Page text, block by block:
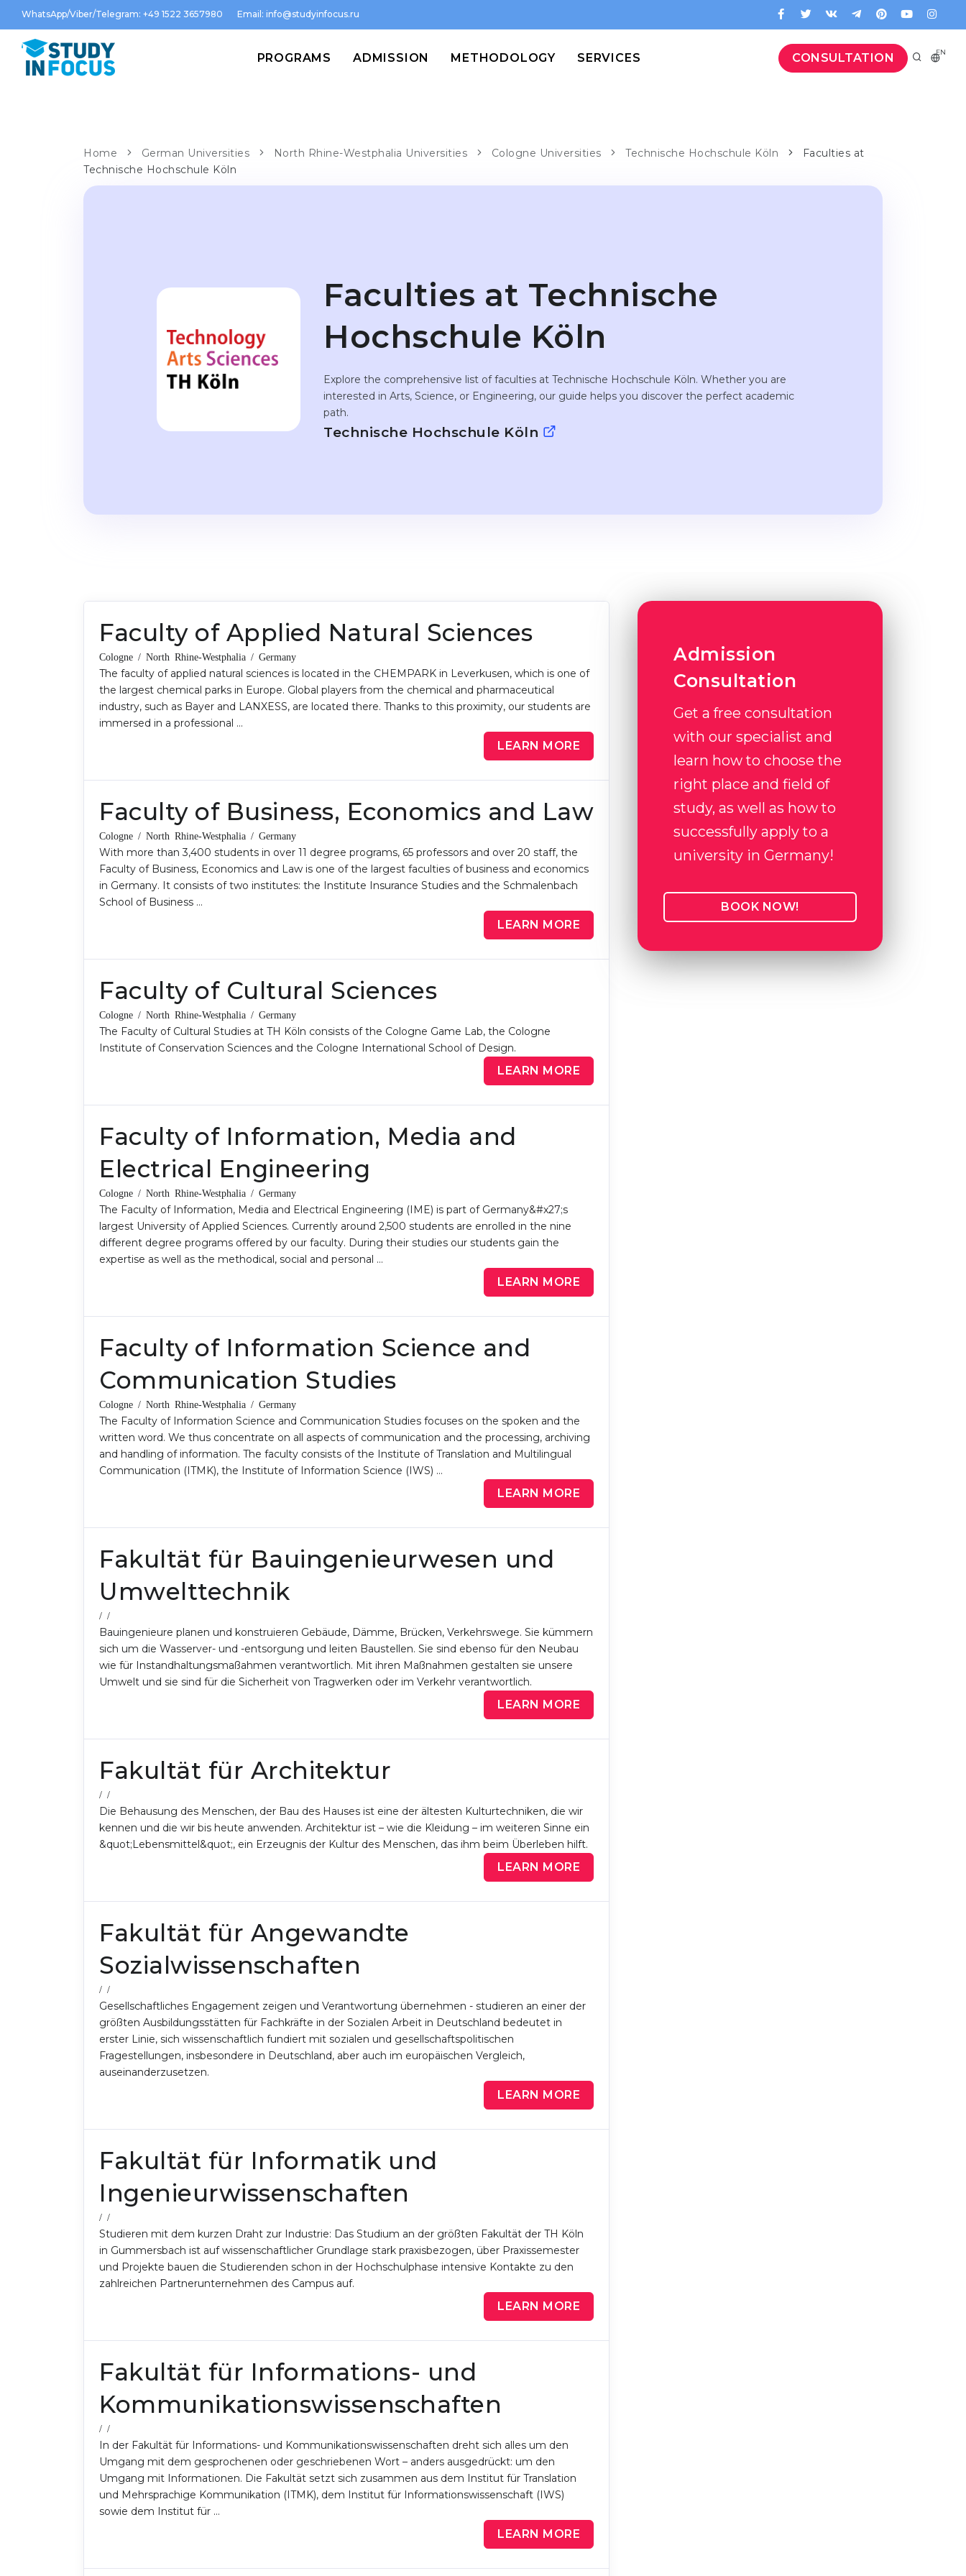
WhatsApp/Viber/Telegram: +49 1522 3657980 Email: info@studyinfocus.ru
CONSULTATION EN
PROGRAMS ADMISSION METHODOLOGY SERVICES
Home German Universities North Rhine-Westphalia Universities Cologne Universities Technische Hochschule Köln
Faculties at
Technische Hochschule Köln
Faculties at Technische
Hochschule Köln
Explore the comprehensive list of faculties at Technische Hochschule Köln. Whether you are
interested in Arts, Science, or Engineering, our guide helps you discover the perfect academic
path.
Technische Hochschule Köln
Faculty of Applied Natural Sciences
Cologne / North Rhine-Westphalia / Germany
The faculty of applied natural sciences is located in the CHEMPARK in Leverkusen, which is one of
the largest chemical parks in Europe. Global players from the chemical and pharmaceutical
industry, such as Bayer and LANXESS, are located there. Thanks to this proximity, our students are
immersed in a professional …
LEARN MORE
Faculty of Business, Economics and Law
Cologne / North Rhine-Westphalia / Germany
With more than 3,400 students in over 11 degree programs, 65 professors and over 20 staff, the
Faculty of Business, Economics and Law is one of the largest faculties of business and economics
in Germany. It consists of two institutes: the Institute Insurance Studies and the Schmalenbach
School of Business …
LEARN MORE
Faculty of Cultural Sciences
Cologne / North Rhine-Westphalia / Germany
The Faculty of Cultural Studies at TH Köln consists of the Cologne Game Lab, the Cologne
Institute of Conservation Sciences and the Cologne International School of Design.
LEARN MORE
Faculty of Information, Media and
Electrical Engineering
Cologne / North Rhine-Westphalia / Germany
The Faculty of Information, Media and Electrical Engineering (IME) is part of Germany&#x27;s
largest University of Applied Sciences. Currently around 2,500 students are enrolled in the nine
different degree programs offered by our faculty. During their studies our students gain the
expertise as well as the methodical, social and personal …
LEARN MORE
Faculty of Information Science and
Communication Studies
Cologne / North Rhine-Westphalia / Germany
The Faculty of Information Science and Communication Studies focuses on the spoken and the
written word. We thus concentrate on all aspects of communication and the processing, archiving
and handling of information. The faculty consists of the Institute of Translation and Multilingual
Communication (ITMK), the Institute of Information Science (IWS) …
LEARN MORE
Fakultät für Bauingenieurwesen und
Umwelttechnik
/ /
Bauingenieure planen und konstruieren Gebäude, Dämme, Brücken, Verkehrswege. Sie kümmern
sich um die Wasserver- und -entsorgung und leiten Baustellen. Sie sind ebenso für den Neubau
wie für Instandhaltungsmaßahmen verantwortlich. Mit ihren Maßnahmen gestalten sie unsere
Umwelt und sie sind für die Sicherheit von Tragwerken oder im Verkehr verantwortlich.
LEARN MORE
Fakultät für Architektur
/ /
Die Behausung des Menschen, der Bau des Hauses ist eine der ältesten Kulturtechniken, die wir
kennen und die wir bis heute anwenden. Architektur ist – wie die Kleidung – im weiteren Sinne ein
&quot;Lebensmittel&quot;, ein Erzeugnis der Kultur des Menschen, das ihm beim Überleben hilft.
LEARN MORE
Fakultät für Angewandte
Sozialwissenschaften
/ /
Gesellschaftliches Engagement zeigen und Verantwortung übernehmen - studieren an einer der
größten Ausbildungsstätten für Fachkräfte in der Sozialen Arbeit in Deutschland bedeutet in
erster Linie, sich wissenschaftlich fundiert mit sozialen und gesellschaftspolitischen
Fragestellungen, insbesondere in Deutschland, aber auch im europäischen Vergleich,
auseinanderzusetzen.
LEARN MORE
Fakultät für Informatik und
Ingenieurwissenschaften
/ /
Studieren mit dem kurzen Draht zur Industrie: Das Studium an der größten Fakultät der TH Köln
in Gummersbach ist auf wissenschaftlicher Grundlage stark praxisbezogen, über Praxissemester
und Projekte bauen die Studierenden schon in der Hochschulphase intensive Kontakte zu den
zahlreichen Partnerunternehmen des Campus auf.
LEARN MORE
Fakultät für Informations- und
Kommunikationswissenschaften
/ /
In der Fakultät für Informations- und Kommunikationswissenschaften dreht sich alles um den
Umgang mit dem gesprochenen oder geschriebenen Wort – anders ausgedrückt: um den
Umgang mit Informationen. Die Fakultät setzt sich zusammen aus dem Institut für Translation
und Mehrsprachige Kommunikation (ITMK), dem Institut für Informationswissenschaft (IWS)
sowie dem Institut für …
LEARN MORE
Admission
Consultation
Get a free consultation
with our specialist and
learn how to choose the
right place and field of
study, as well as how to
successfully apply to a
university in Germany!
BOOK NOW!